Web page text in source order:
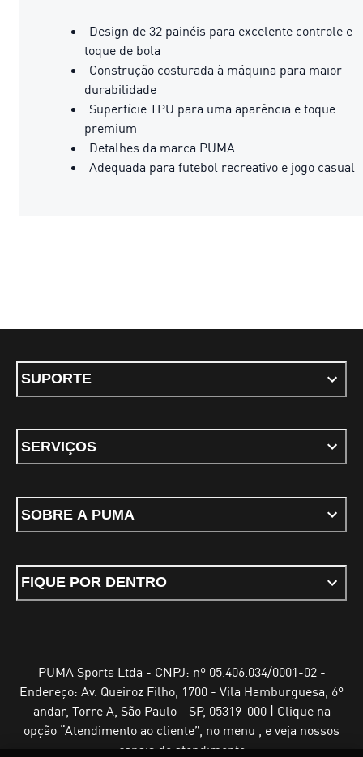
Design de 32 painéis para excelente controle e
toque de bola
Construção costurada à máquina para maior
durabilidade
Superfície TPU para uma aparência e toque
premium
Detalhes da marca PUMA
Adequada para futebol recreativo e jogo casual
SUPORTE
SERVIÇOS
SOBRE A PUMA
FIQUE POR DENTRO
PUMA Sports Ltda - CNPJ: nº 05.406.034/0001-02 -
Endereço: Av. Queiroz Filho, 1700 - Vila Hamburguesa, 6º
andar, Torre A, São Paulo - SP, 05319-000 | Clique na
opção “Atendimento ao cliente”, no menu , e veja nossos
canais de atendimento